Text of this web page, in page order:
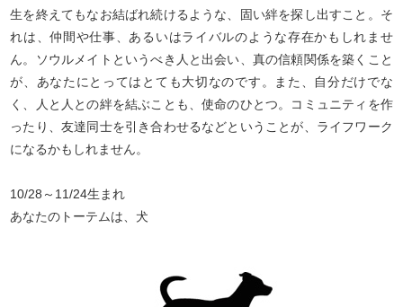
生を終えてもなお結ばれ続けるような、固い絆を探し出すこと。そ
れは、仲間や仕事、あるいはライバルのような存在かもしれませ
ん。ソウルメイトというべき人と出会い、真の信頼関係を築くこと
が、あなたにとってはとても大切なのです。また、自分だけでな
く、人と人との絆を結ぶことも、使命のひとつ。コミュニティを作
ったり、友達同士を引き合わせるなどということが、ライフワーク
になるかもしれません。
10/28～11/24生まれ
あなたのトーテムは、犬